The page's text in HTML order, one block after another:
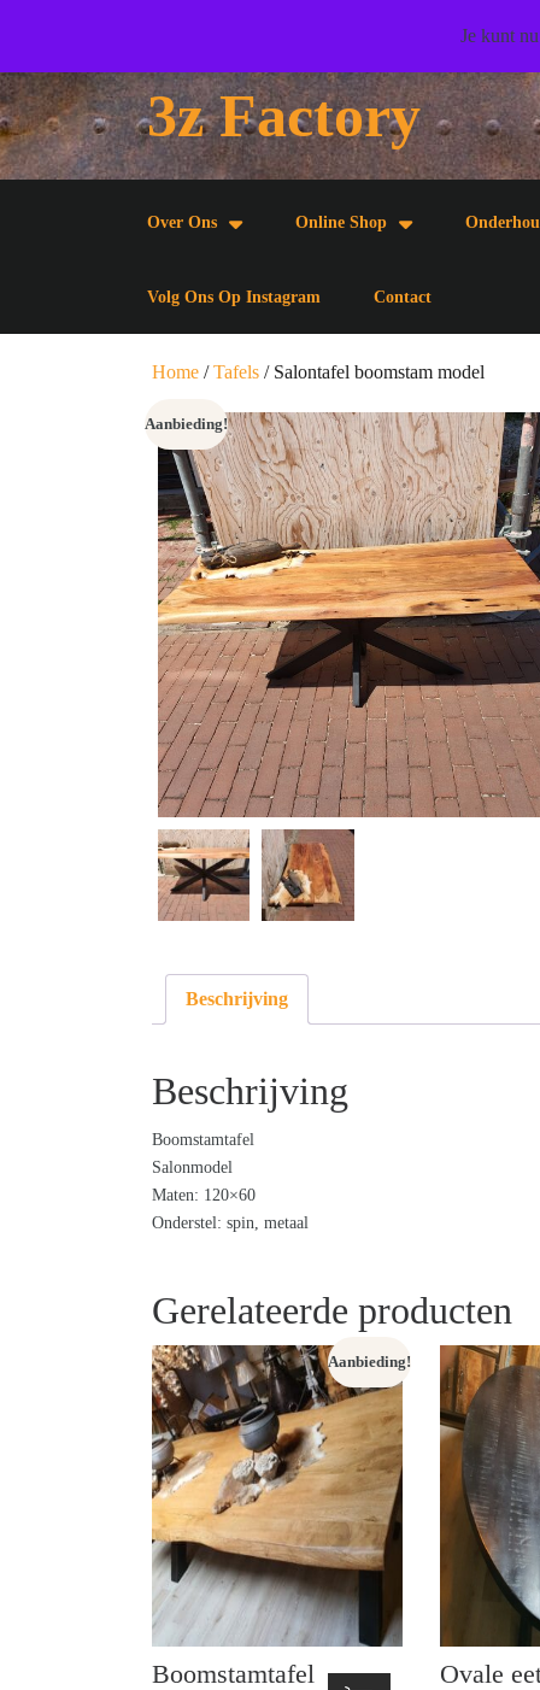
artikel
3z Factory
Over Ons Online Shop
Volg Ons Op Instagram Contact
Home /Tafels / Salontafel boomstam model
Aanbieding!
Beschrijving
Beschrijving
Boomstamtafel
Salonmodel
Maten: 120×60
Onderstel: spin, metaal
Gerelateerde producten
Aanbieding!
Boomstamtafel Ovale
Je kunt